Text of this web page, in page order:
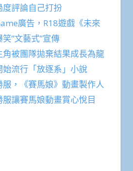
評論自己打扮
廣告，R18遊戲《未來
”文藝式”宣傳
角被團隊拋棄結果成長為龍
流行「放逐系」小說
，《賽馬娘》動畫製作人
讓賽馬娘動畫賞心悅目